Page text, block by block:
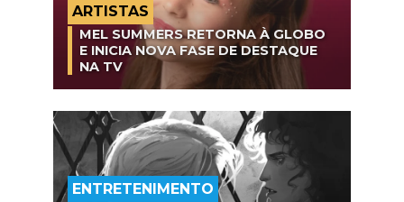
ARTISTAS
MEL SUMMERS RETORNA À GLOBO
E INICIA NOVA FASE DE DESTAQUE
NA TV
ENTRETENIMENTO